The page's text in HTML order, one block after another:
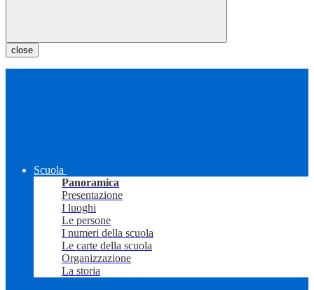
close
Scuola
Panoramica
Presentazione
I luoghi
Le persone
I numeri della scuola
Le carte della scuola
Organizzazione
La storia